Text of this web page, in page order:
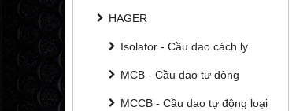
HAGER
Isolator - Cầu dao cách ly
MCB - Cầu dao tự động
MCCB - Cầu dao tự động loại